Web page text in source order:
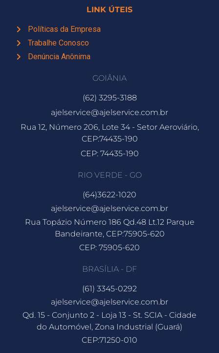
LINK ÚTEIS
Políticas da Empresa
Trabalhe Conosco
Denúncia Anônima
GOIÂNIA
(62) 3295-3188
ajelservice@ajelservice.com.br
Rua 12, Número 206, Lote 34 - Setor Aeroviário,
CEP:74435-190
CEP: 74435-190
RIO VERDE - GO
(64)3622-1020
ajelservice@ajelservice.com.br
Rua Topázio Número 186 Qd.48 Lt.12 Parque
Bandeirante, CEP:75905-620
CEP: 75905-620
BRASÍLIA - DF
(61) 3345-0292
ajelservice@ajelservice.com.br
Qd. 15 - Conjunto 2 - Loja 13 - St. SCIA - Cidade
do Automóvel, Zona Industrial (Guará)
CEP:71250-010